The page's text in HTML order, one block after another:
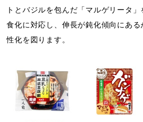
トとバジルを包んだ「マルゲリータ
食化に対応し、伸長が鈍化傾向にあ
性化を図ります。